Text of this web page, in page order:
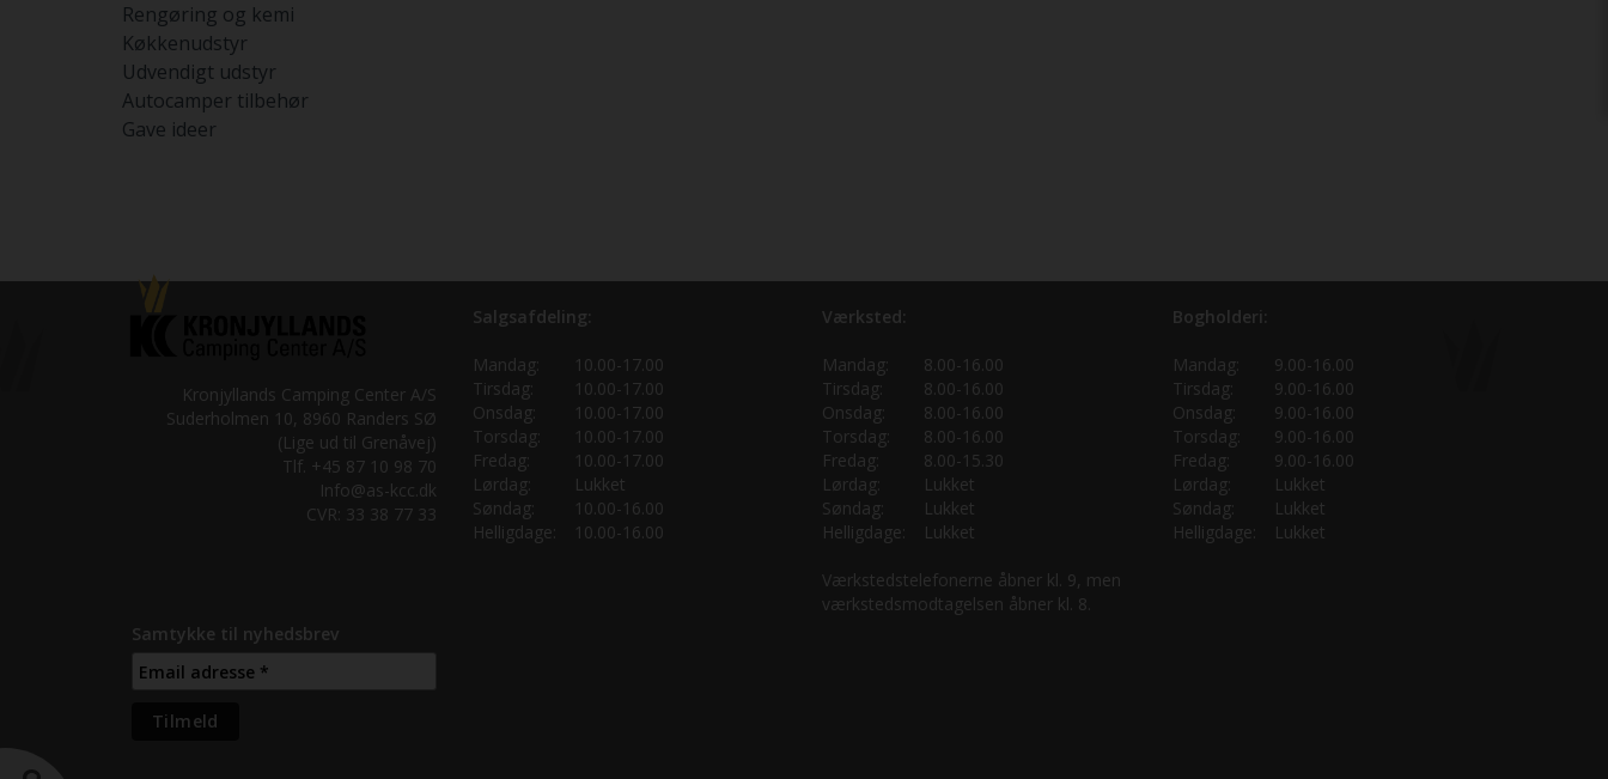
Rengøring og kemi
Køkkenudstyr
Udvendigt udstyr
Autocamper tilbehør
Gave ideer
Kronjyllands Camping Center A/S
Suderholmen 10, 8960 Randers SØ
(Lige ud til Grenåvej)
Tlf. +45 87 10 98 70
Info@as-kcc.dk
CVR: 33 38 77 33
Samtykke til nyhedsbrev
Salgsafdeling:
Mandag:
10.00-17.00
Tirsdag:
10.00-17.00
Onsdag:
10.00-17.00
Torsdag:
10.00-17.00
Fredag:
10.00-17.00
Lørdag:
Lukket
Søndag:
10.00-16.00
Helligdage:
10.00-16.00
Værksted:
Mandag:
8.00-16.00
Tirsdag:
8.00-16.00
Onsdag:
8.00-16.00
Torsdag:
8.00-16.00
Fredag:
8.00-15.30
Lørdag:
Lukket
Søndag:
Lukket
Helligdage:
Lukket
Værkstedstelefonerne åbner kl. 9, men
værkstedsmodtagelsen åbner kl. 8.
Bogholderi:
Mandag:
9.00-16.00
Tirsdag:
9.00-16.00
Onsdag:
9.00-16.00
Torsdag:
9.00-16.00
Fredag:
9.00-16.00
Lørdag:
Lukket
Søndag:
Lukket
Helligdage:
Lukket